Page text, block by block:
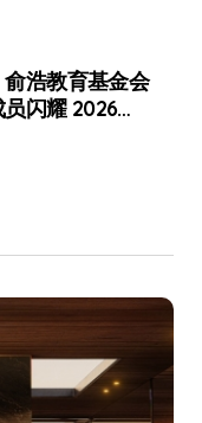
浩教育基金会
员闪耀 2026
世界杯